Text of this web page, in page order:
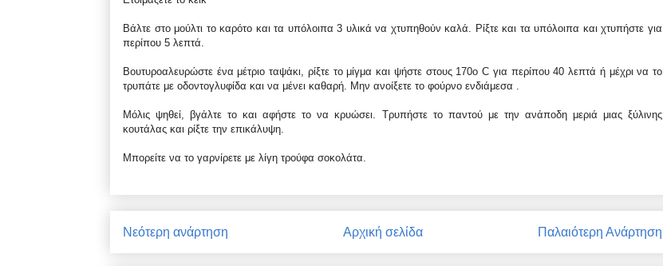
Βάλτε στο μούλτι το καρότο και τα υπόλοιπα 3 υλικά να χτυπηθούν καλά. Ρίξτε και τα υπόλοιπα και χτυπήστε για
περίπου 5 λεπτά.
Βουτυροαλευρώστε ένα μέτριο ταψάκι, ρίξτε το μίγμα και ψήστε στους 170ο C για περίπου 40 λεπτά ή μέχρι να το
τρυπάτε με οδοντογλυφίδα και να μένει καθαρή. Μην ανοίξετε το φούρνο ενδιάμεσα .
Μόλις ψηθεί, βγάλτε το και αφήστε το να κρυώσει. Τρυπήστε το παντού με την ανάποδη μεριά μιας ξύλινης
κουτάλας και ρίξτε την επικάλυψη.
Μπορείτε να το γαρνίρετε με λίγη τρούφα σοκολάτα.
Νεότερη ανάρτηση Παλαιότερη Ανάρτηση
Αρχική σελίδα